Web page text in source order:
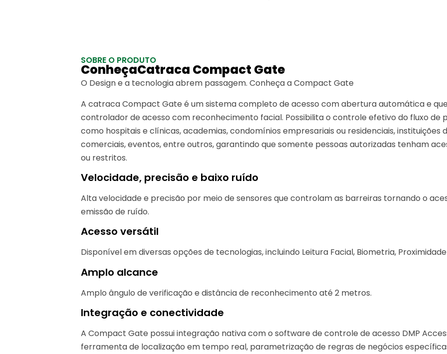
SOBRE O PRODUTO
ConheçaCatraca Compact Gate
O Design e a tecnologia abrem passagem. Conheça a Compact Gate
A catraca Compact Gate é um sistema completo de acesso com abertura automática e
controlador de acesso com reconhecimento facial. Possibilita o controle efetivo do fluxo de
como hospitais e clínicas, academias, condomínios empresariais ou residenciais, instituições
comerciais, eventos, entre outros, garantindo que somente pessoas autorizadas tenham
ou restritos.
Velocidade, precisão e baixo ruído
Alta velocidade e precisão por meio de sensores que controlam as barreiras tornando o
emissão de ruído.
Acesso versátil
Disponível em diversas opções de tecnologias, incluindo Leitura Facial, Biometria, Proximidade
Amplo alcance
Amplo ângulo de verificação e distância de reconhecimento até 2 metros.
Integração e conectividade
A Compact Gate possui integração nativa com o software de controle de acesso DMP
ferramenta de localização em tempo real, parametrização de regras de negócios